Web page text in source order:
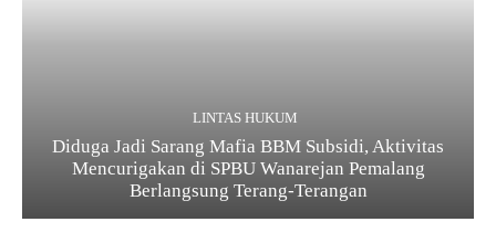
LINTAS HUKUM
Diduga Jadi Sarang Mafia BBM Subsidi, Aktivitas
Mencurigakan di SPBU Wanarejan Pemalang
Berlangsung Terang-Terangan